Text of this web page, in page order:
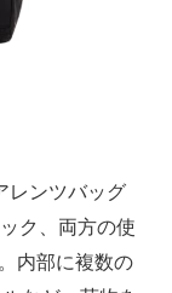
レンツバッグ
ク、両方の使
内部に複数の